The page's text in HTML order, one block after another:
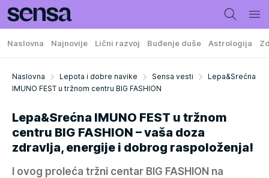
Naslovna Najnovije Lični razvoj Buđenje duše Astrologija
Naslovna Lepota i dobre navike Sensa vesti
Lepa&Srećna
IMUNO FEST u tržnom centru BIG FASHION
Lepa&Srećna IMUNO FEST u tržnom
centru BIG FASHION – vaša doza
zdravlja, energije i dobrog raspoloženja!
I ovog proleća tržni centar BIG FASHION na